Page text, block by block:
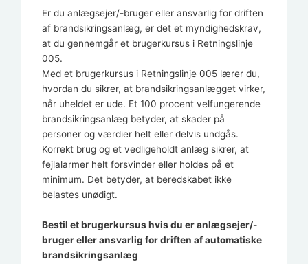
Er du anlægsejer/-bruger eller ansvarlig for driften
af brandsikringsanlæg, er det et myndighedskrav,
at du gennemgår et brugerkursus i Retningslinje
005.
Med et brugerkursus i Retningslinje 005 lærer du,
hvordan du sikrer, at brandsikringsanlægget virker,
når uheldet er ude. Et 100 procent velfungerende
brandsikringsanlæg betyder, at skader på
personer og værdier helt eller delvis undgås.
Korrekt brug og et vedligeholdt anlæg sikrer, at
fejlalarmer helt forsvinder eller holdes på et
minimum. Det betyder, at beredskabet ikke
belastes unødigt.
Bestil et brugerkursus hvis du er anlægsejer/-
bruger eller ansvarlig for driften af automatiske
brandsikringsanlæg